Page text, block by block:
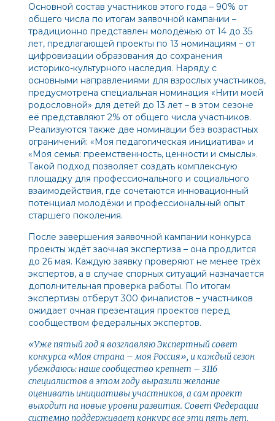
Основной состав участников этого года – 90% от
общего числа по итогам заявочной кампании –
традиционно представлен молодёжью от 14 до 35
лет, предлагающей проекты по 13 номинациям – от
цифровизации образования до сохранения
историко-культурного наследия. Наряду с
основными направлениями для взрослых участников,
предусмотрена специальная номинация «Нити моей
родословной» для детей до 13 лет – в этом сезоне
её представляют 2% от общего числа участников.
Реализуются также две номинации без возрастных
ограничений: «Моя педагогическая инициатива» и
«Моя семья: преемственность, ценности и смыслы».
Такой подход позволяет создать комплексную
площадку для профессионального и социального
взаимодействия, где сочетаются инновационный
потенциал молодёжи и профессиональный опыт
старшего поколения.
После завершения заявочной кампании конкурса
проекты ждёт заочная экспертиза – она продлится
до 26 мая. Каждую заявку проверяют не менее трёх
экспертов, а в случае спорных ситуаций назначается
дополнительная проверка работы. По итогам
экспертизы отберут 300 финалистов – участников
ожидает очная презентация проектов перед
сообществом федеральных экспертов.
«Уже пятый год я возглавляю Экспертный совет
конкурса «Моя страна – моя Россия», и каждый сезон
убеждаюсь: наше сообщество крепнет – 3116
специалистов в этом году выразили желание
оценивать инициативы участников, а сам проект
выходит на новые уровни развития. Совет Федерации
системно поддерживает конкурс все эти пять лет.